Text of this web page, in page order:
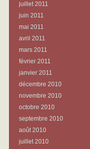
juillet 2011
juin 2011
mai 2011
avril 2011
mars 2011
février 2011
janvier 2011
décembre 2010
novembre 2010
octobre 2010
septembre 2010
août 2010
juillet 2010